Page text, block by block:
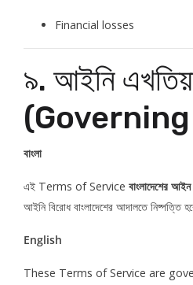
Financial losses
৯. আইনি
বাংলা
এই Terms of Service বাংলাদেশের আইন
আইনি বিরোধ বাংলাদেশের আদালতে নিষ্পত্তি
English
These Terms of Service are